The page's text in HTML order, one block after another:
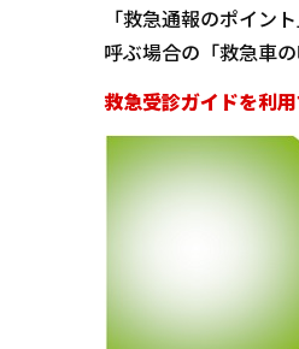
「救急通報のポイン
呼ぶ場合の「救急車
救急受診ガイドを利